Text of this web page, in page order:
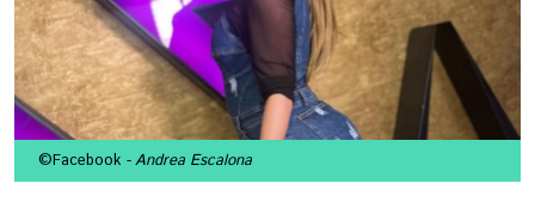
©Facebook - Andrea Escalona